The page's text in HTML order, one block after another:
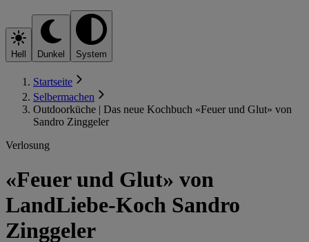
Hell Dunkel System
Startseite
Selbermachen
Outdoorküche | Das neue Kochbuch «Feuer und Glut» von
Sandro Zinggeler
Verlosung
«Feuer und Glut» von
LandLiebe-Koch Sandro
Zinggeler